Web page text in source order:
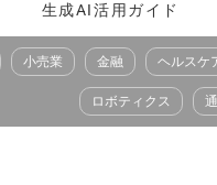
生成AI活用ガイド
小売業 金融 ヘルスケ
ロボティクス